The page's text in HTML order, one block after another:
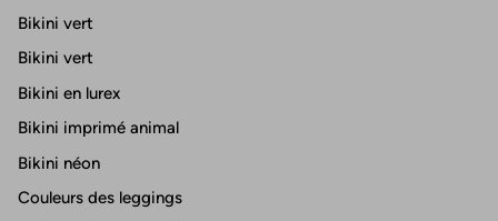
Bikini vert
Bikini vert
Bikini en lurex
Bikini imprimé animal
Bikini néon
Couleurs des leggings